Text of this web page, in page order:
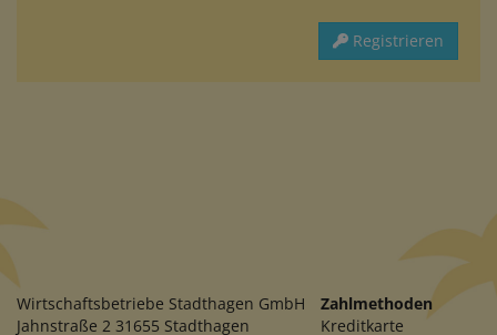
Registrieren
Wirtschaftsbetriebe Stadthagen GmbH
Jahnstraße 2 31655 Stadthagen
Zahlmethoden
Kreditkarte